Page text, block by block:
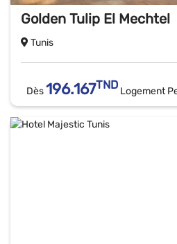
Golden Tulip El Mechtel
Tunis
Dès196.167TND Logement